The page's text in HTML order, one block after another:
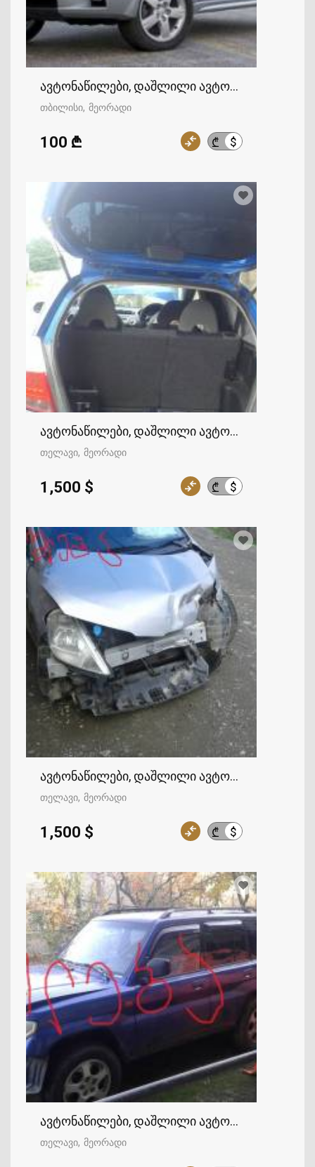
ავტონაწილები, დაშლილი ავტომობილები
თბილისი მეორადი
₾ $
100 ₾
ავტონაწილები, დაშლილი ავტომობილები
თელავი მეორადი
₾ $
1,500 $
ავტონაწილები, დაშლილი ავტომობილები
თელავი მეორადი
₾ $
1,500 $
ავტონაწილები, დაშლილი ავტომობილები
თელავი მეორადი